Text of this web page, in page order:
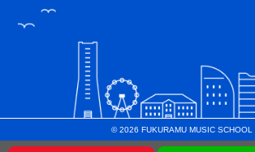
© 2026 FUKURAMU MUSIC SCHOOL